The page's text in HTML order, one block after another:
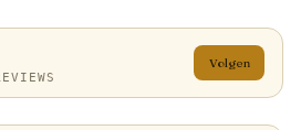
Volgen